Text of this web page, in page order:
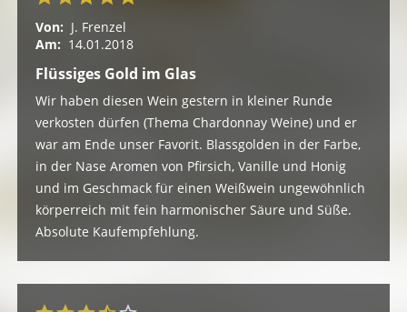
Von: J. Frenzel
Am: 14.01.2018
Flüssiges Gold im Glas
Wir haben diesen Wein gestern in kleiner Runde
verkosten dürfen (Thema Chardonnay Weine) und er
war am Ende unser Favorit. Blassgolden in der Farbe,
in der Nase Aromen von Pfirsich, Vanille und Honig
und im Geschmack für einen Weißwein ungewöhnlich
körperreich mit fein harmonischer Säure und Süße.
Absolute Kaufempfehlung.